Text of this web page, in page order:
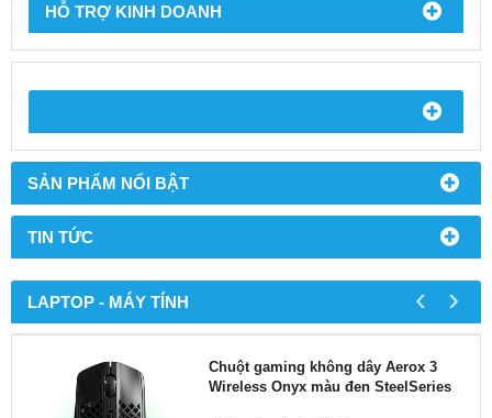
HỖ TRỢ KINH DOANH
SẢN PHẨM NỔI BẬT
TIN TỨC
LAPTOP - MÁY TÍNH
Chuột gaming không dây Aerox 3
Wireless Onyx màu đen SteelSeries
‹ ›